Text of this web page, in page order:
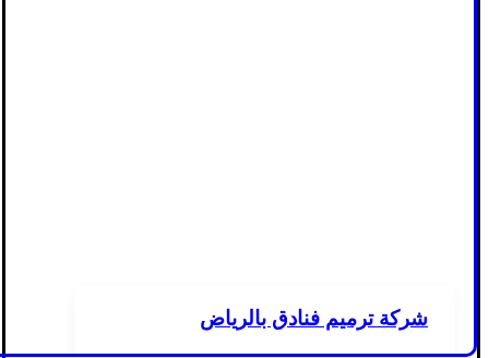
شركة ترميم فنادق بالرياض